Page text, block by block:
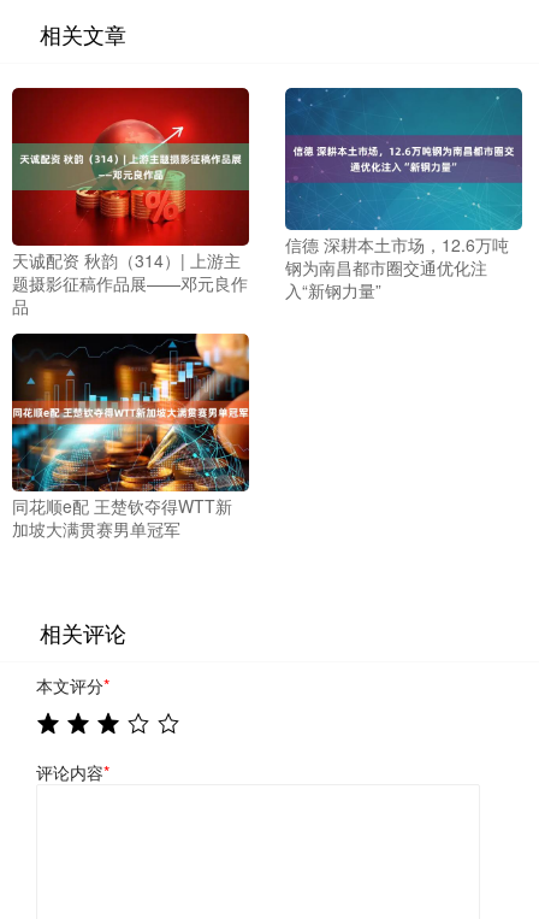
相关文章
天诚配资 秋韵（314）| 上游主
题摄影征稿作品展——邓元良作
品
信德 深耕本土市场，12.6万吨
钢为南昌都市圈交通优化注
入“新钢力量”
同花顺e配 王楚钦夺得WTT新
加坡大满贯赛男单冠军
相关评论
本文评分*
评论内容*